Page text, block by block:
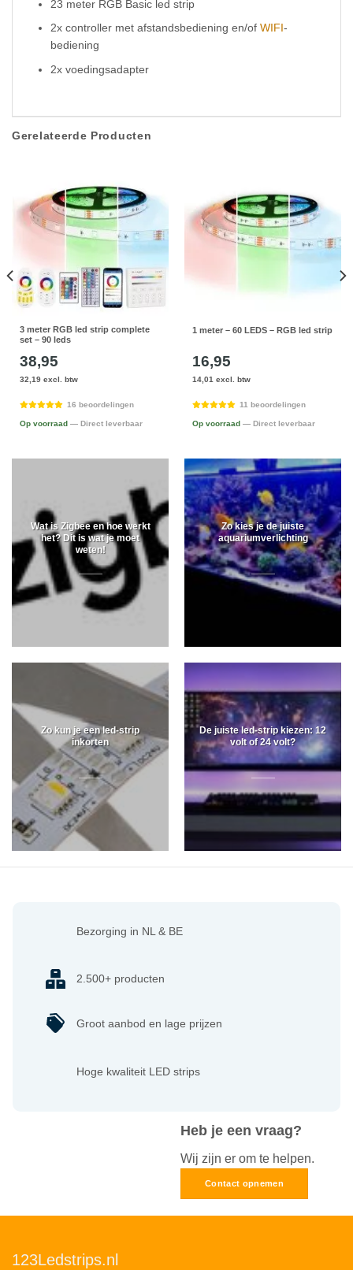
23 meter RGB Basic led strip
2x controller met afstandsbediening en/ofWIFI-
bediening
2x voedingsadapter
Gerelateerde Producten
3 meter RGB led strip complete
set – 90 leds
38,95
32,19 excl. btw
16 beoordelingen
Op voorraad — Direct leverbaar
1 meter – 60 LEDS – RGB led strip
16,95
14,01 excl. btw
11 beoordelingen
Op voorraad — Direct leverbaar
Wat is Zigbee en hoe werkt
het? Dit is wat je moet
weten!
Zo kies je de juiste
aquariumverlichting
Zo kun je een led-strip
inkorten
De juiste led-strip kiezen: 12
volt of 24 volt?
Heb je een vraag?
Wij zijn er om te helpen.
Contact opnemen
Bezorging in NL & BE
2.500+ producten
Groot aanbod en lage prijzen
Hoge kwaliteit LED strips
123Ledstrips.nl